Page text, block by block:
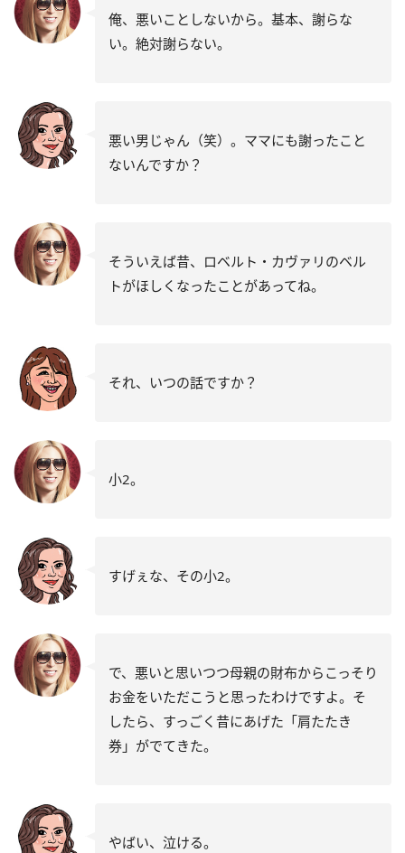
俺、悪いことしないから。基本、謝らな
い。絶対謝らない。
悪い男じゃん（笑）。ママにも謝ったこと
ないんですか？
そういえば昔、ロベルト・カヴァリのベル
トがほしくなったことがあってね。
それ、いつの話ですか？
小2。
すげぇな、その小2。
で、悪いと思いつつ母親の財布からこっそり
お金をいただこうと思ったわけですよ。そ
したら、すっごく昔にあげた「肩たたき
券」がでてきた。
やばい、泣ける。